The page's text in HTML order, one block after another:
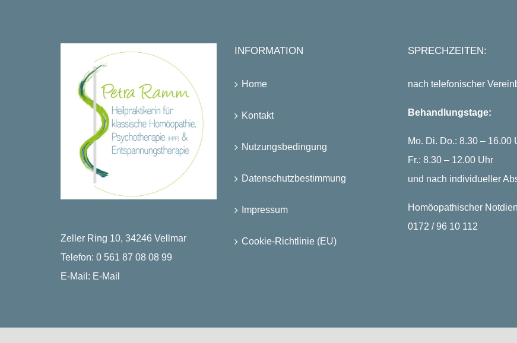
Zeller Ring 10, 34246 Vellmar
Telefon: 0 561 87 08 08 99
E-Mail: E-Mail
INFORMATION
Home
Kontakt
Nutzungsbedingung
Datenschutzbestimmung
Impressum
Cookie-Richtlinie (EU)
SPRECHZEITEN:
nach telefonischer
Behandlungstage:
Mo. Di. Do.: 8.30 – 16.00
Fr.: 8.30 – 12.00 Uhr
und nach individueller
Homöopathischer
0172 / 96 10 112